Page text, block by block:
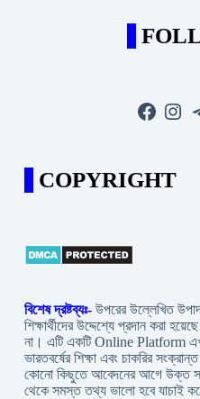
COPYRIGHT
বিশেষ দ্রষ্টব্যঃ- উপরের উল্লেখিত
শিক্ষার্থীদের উদ্দেশ্যে প্রদান করা
না। এটি একটি Online Platform
ভারতবর্ষের শিক্ষা এবং চাকরির
কোনো কিছুতে আবেদনের আগে উক্ত
থেকে সমস্ত তথ্য ভালো হবে যাচাই